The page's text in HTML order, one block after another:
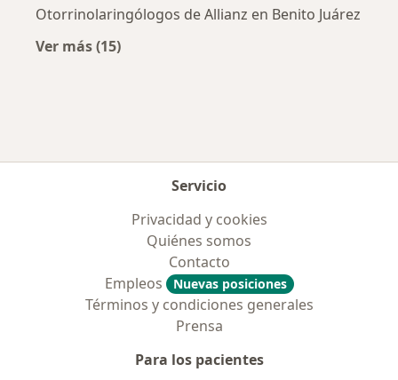
Otorrinolaringólogos de Allianz en Benito Juárez
Ver más (15)
Servicio
Privacidad y cookies
Quiénes somos
Contacto
Empleos
Nuevas posiciones
Términos y condiciones generales
Prensa
Para los pacientes